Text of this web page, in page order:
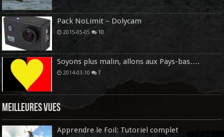
Pack NoLimit – Dolycam
2015-05-05 10
Soyons plus malin, allons aux Pays-bas….
2014-03-10 7
Meilleures vues
Apprendre le Foil: Tutoriel complet